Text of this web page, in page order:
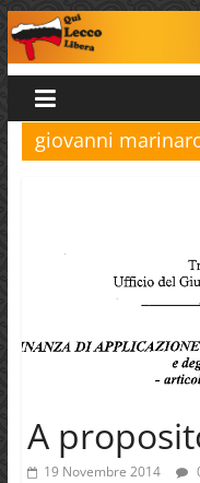
Salta
al
contenuto
Qui
Lecco
giovanni
A
19 Novembre 2014